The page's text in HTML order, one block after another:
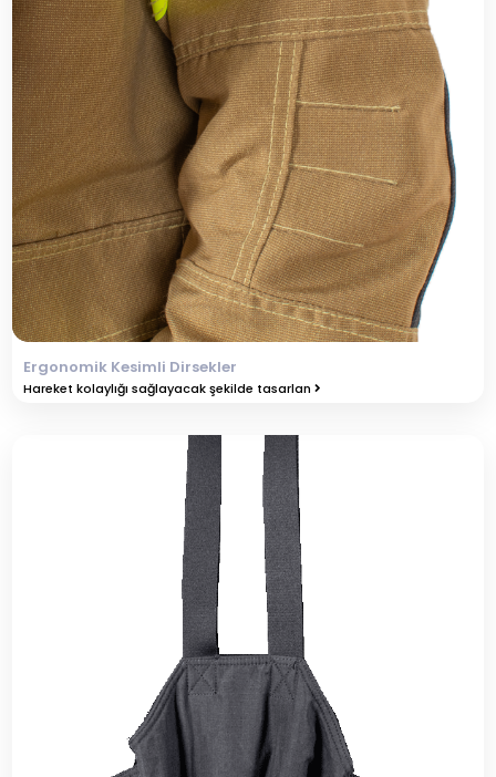
Ergonomik Kesimli Dirsekler
Hareket kolaylığı sağlayacak şekilde tasarlan